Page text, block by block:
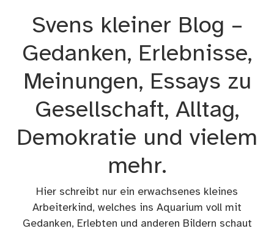
Svens kleiner Blog –
Gedanken, Erlebnisse,
Meinungen, Essays zu
Gesellschaft, Alltag,
Demokratie und vielem
mehr.
Hier schreibt nur ein erwachsenes kleines
Arbeiterkind, welches ins Aquarium voll mit
Gedanken, Erlebten und anderen Bildern schaut